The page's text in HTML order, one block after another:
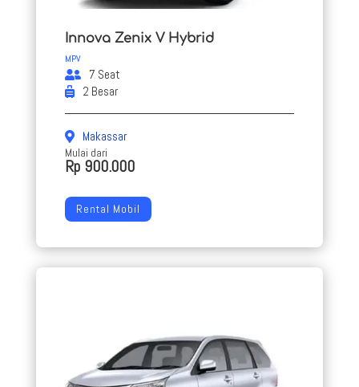
Innova Zenix V Hybrid
MPV
7 Seat
2 Besar
Makassar
Mulai dari
Rp 900.000
Rental Mobil